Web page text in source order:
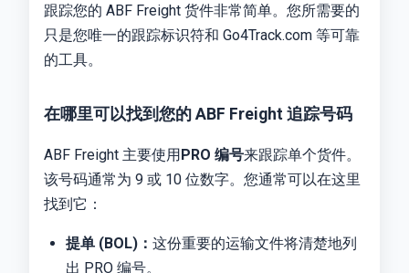
跟踪您的 ABF Freight 货件非常简单。您所需要的
只是您唯一的跟踪标识符和 Go4Track.com 等可靠
的工具。
在哪里可以找到您的 ABF Freight 追踪号码
ABF Freight 主要使用PRO 编号来跟踪单个货件。
该号码通常为 9 或 10 位数字。您通常可以在这里
找到它：
提单 (BOL)： 这份重要的运输文件将清楚地列
出 PRO 编号。